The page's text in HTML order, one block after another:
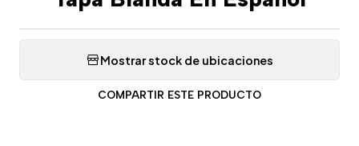
Mostrar stock de ubicaciones
COMPARTIR ESTE PRODUCTO